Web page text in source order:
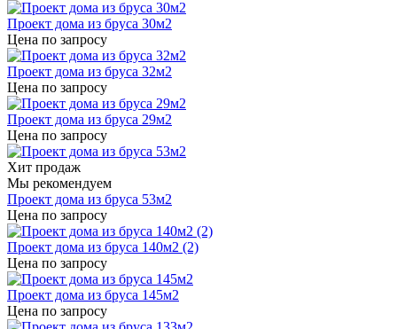
Проект дома из бруса 30м2
Цена по запросу
Проект дома из бруса 32м2
Цена по запросу
Проект дома из бруса 29м2
Цена по запросу
Хит продаж
Мы рекомендуем
Проект дома из бруса 53м2
Цена по запросу
Проект дома из бруса 140м2 (2)
Цена по запросу
Проект дома из бруса 145м2
Цена по запросу